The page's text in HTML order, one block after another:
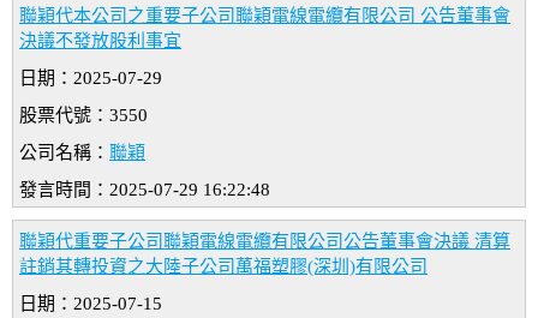
聯穎代本公司之重要子公司聯穎電線電纜有限公司 公告董事會
決議不發放股利事宜
日期：2025-07-29
股票代號：3550
公司名稱： 聯穎
發言時間：2025-07-29 16:22:48
聯穎代重要子公司聯穎電線電纜有限公司公告董事會決議 清算
註銷其轉投資之大陸子公司萬福塑膠(深圳)有限公司
日期：2025-07-15